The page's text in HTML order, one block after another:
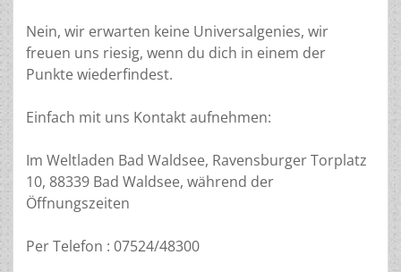
Nein, wir erwarten keine Universalgenies, wir
freuen uns riesig, wenn du dich in einem der
Punkte wiederfindest.
Einfach mit uns Kontakt aufnehmen:
Im Weltladen Bad Waldsee, Ravensburger Torplatz
10, 88339 Bad Waldsee, während der
Öffnungszeiten
Per Telefon : 07524/48300